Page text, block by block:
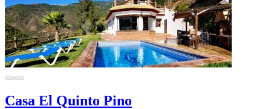
Casa El Quinto Pino